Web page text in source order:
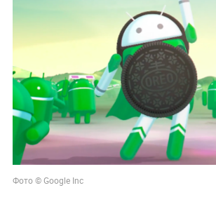
Фото © Google Inc